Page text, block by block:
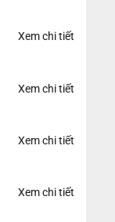
Xem chi tiết
Xem chi tiết
Xem chi tiết
Xem chi tiết